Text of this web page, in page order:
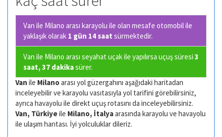
Van ile Milano arası karayolu ile olan mesafe otomobil ile
yaklaşık olarak 1 gün 14 saat sürmektedir.
Van ile Milano arası seyahat uçak ile yapılırsa uçuş süresi 3
saat, 37 dakikasürer.
Van ile Milanoarası yol güzergahını aşağıdaki haritadan
inceleyebilir ve karayolu vasıtasıyla yol tarifini görebilirsiniz,
ayrıca havayolu ile direkt uçuş rotasını da inceleyebilirsiniz.
Van, Türkiyeile Milano, İtalyaarasında karayolu ve havayolu
ile ulaşım harıtası. İyi yolculuklar dileriz.